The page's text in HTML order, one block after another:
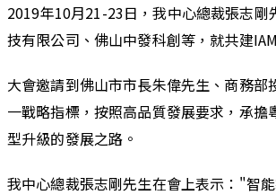
2019年10月21-23日，我中心總裁張志
技有限公司、佛山中發科創等，就共建
大會邀請到佛山市市長朱偉先生、商務
一戰略指標，按照高品質發展要求，承
型升級的發展之路。
我中心總裁張志剛先生在會上表示："智